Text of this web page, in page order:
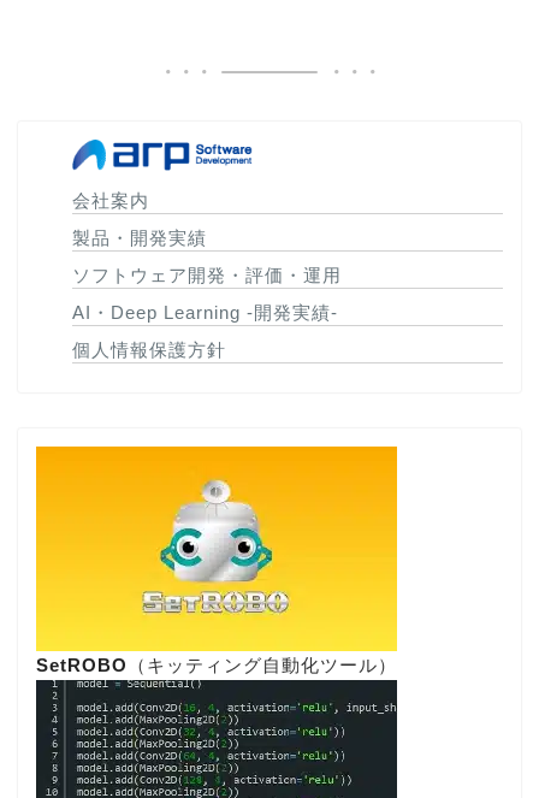
会社案内
製品・開発実績
ソフトウェア開発・評価・運用
AI・Deep Learning -開発実績-
個人情報保護方針
SetROBO （キッティング自動化ツール）